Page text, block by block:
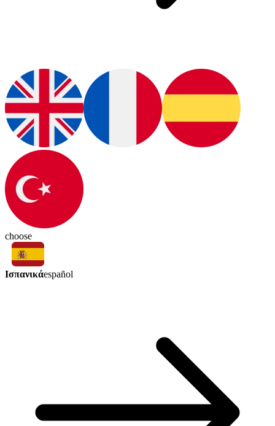
choose
Ισπανικάespañol